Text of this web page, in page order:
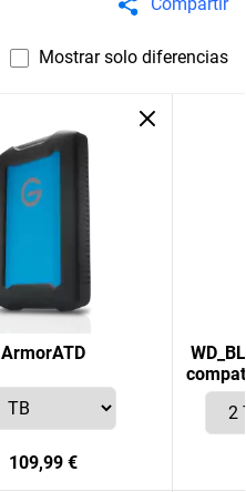
Mostrar solo diferencias
ArmorATD
109,99 €